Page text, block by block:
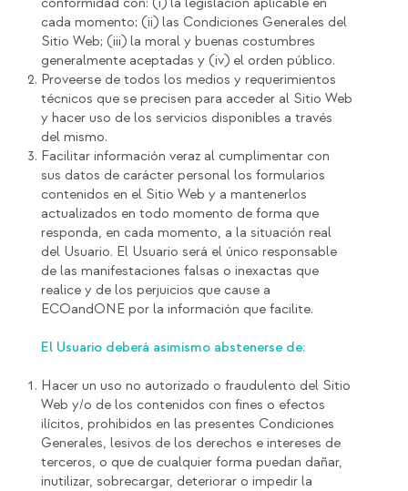
cada momento; (ii) las Condiciones Generales del
Sitio Web; (iii) la moral y buenas costumbres
generalmente aceptadas y (iv) el orden público.
Proveerse de todos los medios y requerimientos
técnicos que se precisen para acceder al Sitio Web
y hacer uso de los servicios disponibles a través
del mismo.
Facilitar información veraz al cumplimentar con
sus datos de carácter personal los formularios
contenidos en el Sitio Web y a mantenerlos
actualizados en todo momento de forma que
responda, en cada momento, a la situación real
del Usuario. El Usuario será el único responsable
de las manifestaciones falsas o inexactas que
realice y de los perjuicios que cause a
ECOandONE por la información que facilite.
El Usuario deberá asimismo abstenerse de:
Hacer un uso no autorizado o fraudulento del Sitio
Web y/o de los contenidos con fines o efectos
ilícitos, prohibidos en las presentes Condiciones
Generales, lesivos de los derechos e intereses de
terceros, o que de cualquier forma puedan dañar,
inutilizar, sobrecargar, deteriorar o impedir la